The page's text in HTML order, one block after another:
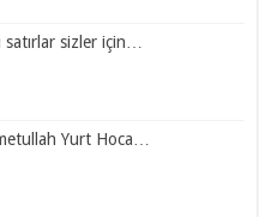
sizler için…
Yurt Hoca…